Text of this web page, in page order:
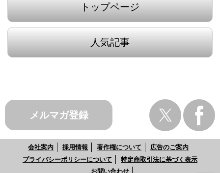
トップページ
人気記事
メルマガ登録
会社案内 採用情報 著作権について
広告のご案内
プライバシーポリシーについて
特定商取引法に基づく表示
お問い合わせ